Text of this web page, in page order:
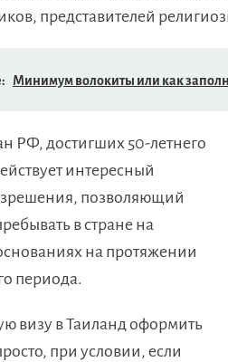
представителей
Минимум волокиты или как
РФ, достигших 50-летнего
интересный
позволяющий
в стране на
на протяжении
периода.
визу в Таиланд оформить
при условии, если